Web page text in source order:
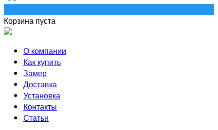
Корзина пуста
О компании
Как купить
Замер
Доставка
Установка
Контакты
Статьи